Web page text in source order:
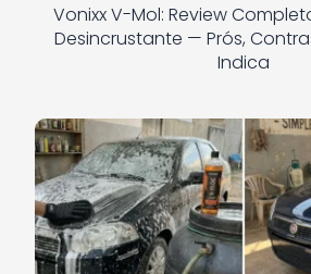
Vonixx V-Mol: Review
Desincrustante — Prós,
Indica